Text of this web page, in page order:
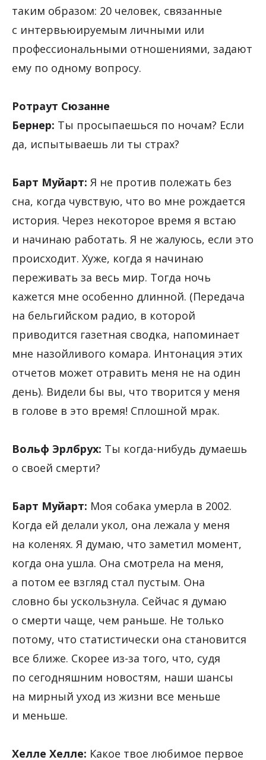
таким образом: 20 человек, связанные
с интервьюируемым личными или
профессиональными отношениями, задают
ему по одному вопросу.
Ротраут Сюзанне
Бернер: Ты просыпаешься по ночам? Если
да, испытываешь ли ты страх?
Барт Муйарт: Я не против полежать без
сна, когда чувствую, что во мне рождается
история. Через некоторое время я встаю
и начинаю работать. Я не жалуюсь, если это
происходит. Хуже, когда я начинаю
переживать за весь мир. Тогда ночь
кажется мне особенно длинной. (Передача
на бельгийском радио, в которой
приводится газетная сводка, напоминает
мне назойливого комара. Интонация этих
отчетов может отравить меня не на один
день). Видели бы вы, что творится у меня
в голове в это время! Сплошной мрак.
Вольф Эрлбрух: Ты когда-нибудь думаешь
о своей смерти?
Барт Муйарт: Моя собака умерла в 2002.
Когда ей делали укол, она лежала у меня
на коленях. Я думаю, что заметил момент,
когда она ушла. Она смотрела на меня,
а потом ее взгляд стал пустым. Она
словно бы ускользнула. Сейчас я думаю
о смерти чаще, чем раньше. Не только
потому, что статистически она становится
все ближе. Скорее из-за того, что, судя
по сегодняшним новостям, наши шансы
на мирный уход из жизни все меньше
и меньше.
Хелле Хелле: Какое твое любимое первое